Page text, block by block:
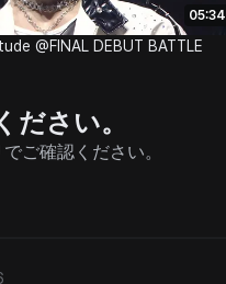
05:34
@FINAL DEBUT BATTLE
さい。
ご確認ください。